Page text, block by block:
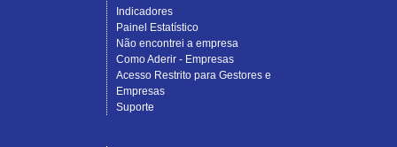
Indicadores
Painel Estatístico
Não encontrei a empresa
Como Aderir - Empresas
Acesso Restrito para Gestores e
Empresas
Suporte